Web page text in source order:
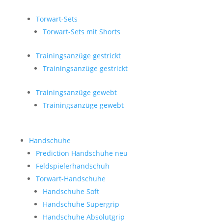
Torwart-Sets
Torwart-Sets mit Shorts
Trainingsanzüge gestrickt
Trainingsanzüge gestrickt
Trainingsanzüge gewebt
Trainingsanzüge gewebt
Handschuhe
Prediction Handschuhe neu
Feldspielerhandschuh
Torwart-Handschuhe
Handschuhe Soft
Handschuhe Supergrip
Handschuhe Absolutgrip